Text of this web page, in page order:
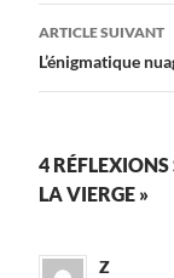
articles
ARTICLE SUIVANT
L’énigmatique
4 RÉFLEXIONS
LA VIERGE »
Z